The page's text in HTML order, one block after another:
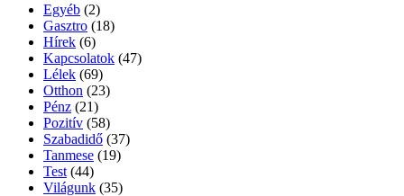
Egyéb (2)
Gasztro (18)
Hírek (6)
Kapcsolatok (47)
Lélek (69)
Otthon (23)
Pénz (21)
Pozitív (58)
Szabadidő (37)
Tanmese (19)
Test (44)
Világunk (35)